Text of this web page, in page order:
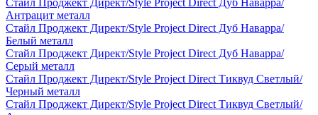
Стайл Проджект Директ/Style Project Direct Дуб Наварра/
Антрацит металл
Стайл Проджект Директ/Style Project Direct Дуб Наварра/
Белый металл
Стайл Проджект Директ/Style Project Direct Дуб Наварра/
Серый металл
Стайл Проджект Директ/Style Project Direct Тиквуд Светлый/
Черный металл
Стайл Проджект Директ/Style Project Direct Тиквуд Светлый/